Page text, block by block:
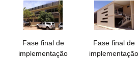
Fase final de
implementação
Fase final de
implementação